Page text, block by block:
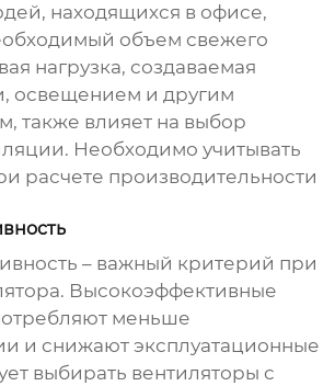
находящихся в офисе,
объем свежего
нагрузка, создаваемая
освещением и другим
также влияет на выбор
Необходимо учитывать
расчете производительности
– важный критерий при
. Высокоэффективные
меньше
и снижают эксплуатационные
выбирать вентиляторы с